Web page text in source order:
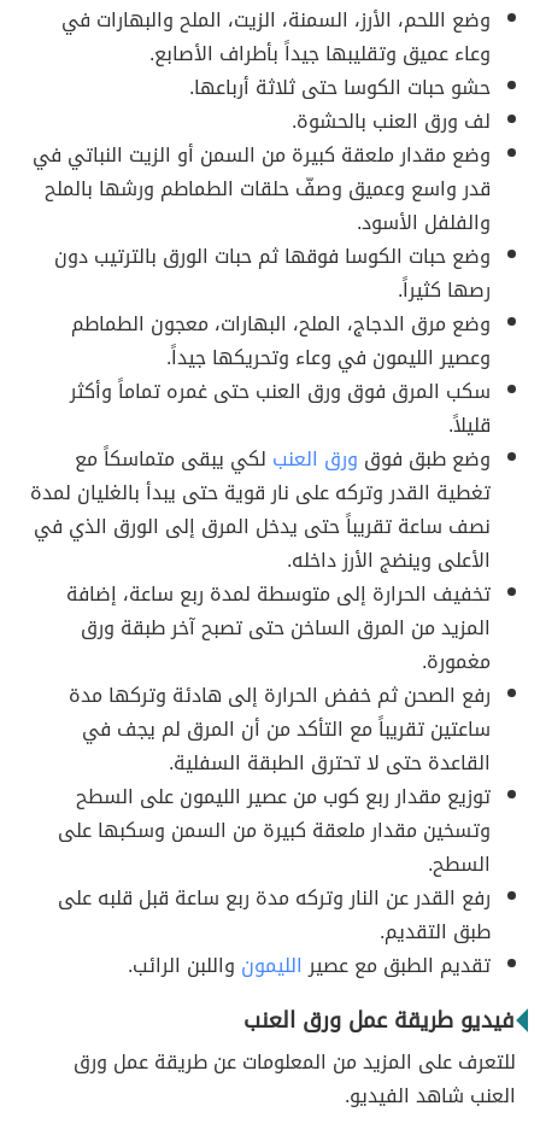
وضع اللحم، الأرز، السمنة، الزيت، الملح والبهارات في
وعاء عميق وتقليبها جيداً بأطراف الأصابع.
حشو حبات الكوسا حتى ثلاثة أرباعها.
لف ورق العنب بالحشوة.
وضع مقدار ملعقة كبيرة من السمن أو الزيت النباتي في
قدر واسع وعميق وصفّ حلقات الطماطم ورشها بالملح
والفلفل الأسود.
وضع حبات الكوسا فوقها ثم حبات الورق بالترتيب دون
رصها كثيراً.
وضع مرق الدجاج، الملح، البهارات، معجون الطماطم
وعصير الليمون في وعاء وتحريكها جيداً.
سكب المرق فوق ورق العنب حتى غمره تماماً وأكثر
قليلاً.
وضع طبق فوق ورق العنب لكي يبقى متماسكاً مع
تغطية القدر وتركه على نار قوية حتى يبدأ بالغليان لمدة
نصف ساعة تقريباً حتى يدخل المرق إلى الورق الذي في
الأعلى وينضج الأرز داخله.
تخفيف الحرارة إلى متوسطة لمدة ربع ساعة، إضافة
المزيد من المرق الساخن حتى تصبح آخر طبقة ورق
مغمورة.
رفع الصحن ثم خفض الحرارة إلى هادئة وتركها مدة
ساعتين تقريباً مع التأكد من أن المرق لم يجف في
القاعدة حتى لا تحترق الطبقة السفلية.
توزيع مقدار ربع كوب من عصير الليمون على السطح
وتسخين مقدار ملعقة كبيرة من السمن وسكبها على
السطح.
رفع القدر عن النار وتركه مدة ربع ساعة قبل قلبه على
طبق التقديم.
تقديم الطبق مع عصيرالليمون واللبن الرائب.
فيديو طريقة عمل ورق العنب
للتعرف على المزيد من المعلومات عن طريقة عمل ورق
العنب شاهد الفيديو.